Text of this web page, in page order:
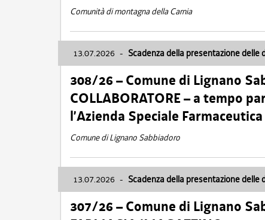
Comunità di montagna della Carnia
13.07.2026 - Scadenza della presentazione delle
308/26 – Comune di Lignano
COLLABORATORE – a tempo
l’Azienda Speciale
Comune di Lignano Sabbiadoro
13.07.2026 - Scadenza della presentazione delle
307/26 – Comune di Lignano